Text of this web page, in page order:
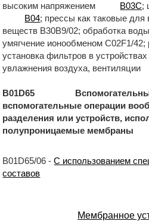
высоким напряжением
B03C;
B04; прессы как таковые
веществ B30B9/02; обработка воды
умягчение ионообменом C02F1/
установка фильтров в
увлажнения воздуха, вентиляции
B01D65 Вспомогательные
вспомогательные операции
разделения или устройств,
полупроницаемые мембраны
B01D65/06 -С использованием
составов
Мембранное